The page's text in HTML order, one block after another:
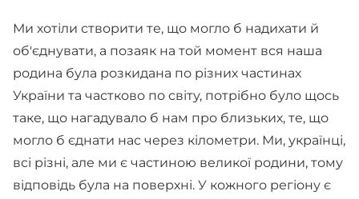
Ми хотіли створити те, що могло б надихати й
об'єднувати, а позаяк на той момент вся наша
родина була розкидана по різних частинах
України та частково по світу, потрібно було щось
таке, що нагадувало б нам про близьких, те, що
могло б єднати нас через кілометри. Ми, українці,
всі різні, але ми є частиною великої родини, тому
відповідь була на поверхні. У кожного регіону є